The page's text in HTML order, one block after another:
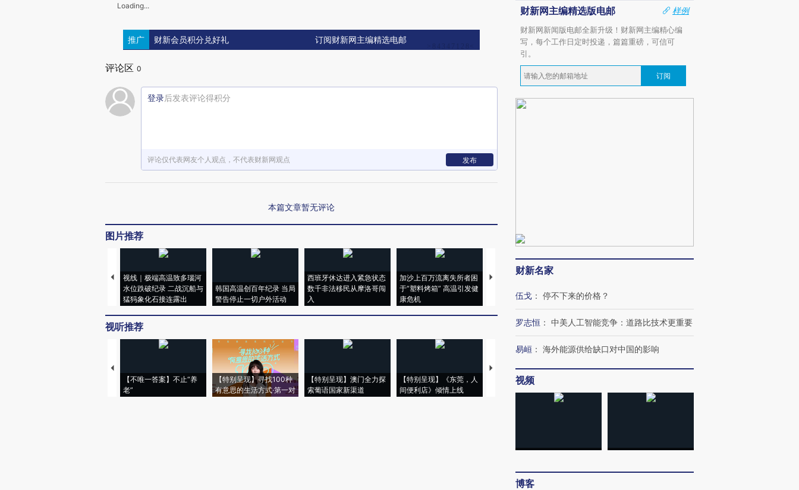
Loading...
推广 财新会员积分兑好礼 订阅财新网主编精选电邮
评论区 0
登录后发表评论得积分
评论仅代表网友个人观点，不代表财新网观点 发布
本篇文章暂无评论
图片推荐
视线｜极端高温致多瑙河
水位跌破纪录 二战沉船与
猛犸象化石接连露出
韩国高温创百年纪录 当局
警告停止一切户外活动
西班牙休达进入紧急状态
数千非法移民从摩洛哥闯
入
加沙上百万流离失所者困
于“塑料烤箱” 高温引发健
康危机
马航飞行员跨国走私7万
要防空导弹“救急”
视听推荐
【不唯一答案】不止“养
老”
【特别呈现】寻找100种
有意思的生活方式·第一对
【特别呈现】澳门全力探
索葡语国家新渠道
【特别呈现】《东莞，人
间便利店》倾情上线
【推广】走进第四届链博
会，让数智科技“链”接产
【商旅对话】华住集团
财新网主编精选版电邮
样例
财新网新闻版电邮全新升级！财新网主编精心编
写，每个工作日定时投递，篇篇重磅，可信可
引。
订阅
财新名家
伍戈 ： 停不下来的价格？
罗志恒 ： 中美人工智能竞争：道路比技术更重要
易峘 ： 海外能源供给缺口对中国的影响
视频
博客